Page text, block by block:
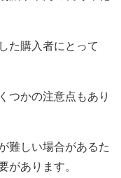
た購入者にとって
つかの注意点もあり
難しい場合があるた
があります。